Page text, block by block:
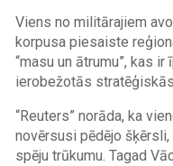
Viens no militārajiem
korpusa piesaiste
“masu un ātrumu”, kas
ierobežotās
“Reuters” norāda, ka
novērsusi pēdējo
spēju trūkumu. Tagad